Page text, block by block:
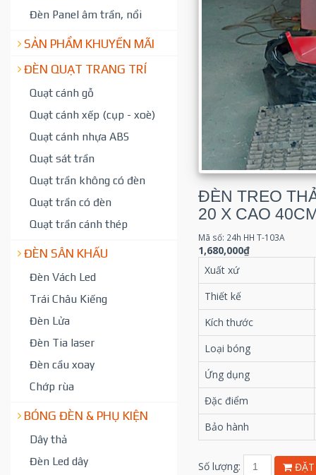
Đèn Panel âm trần, nổi
SẢN PHẨM KHUYẾN MÃI
ĐÈN QUẠT TRANG TRÍ
Quạt cánh gỗ
Quạt cánh xếp (cụp - xoè)
Quạt cánh nhựa ABS
Quạt sát trần
Quạt trần không có đèn
Quạt trần có đèn
Quạt trần cánh thép
ĐÈN SÂN KHẤU
Đèn Vách Led
Trái Châu Kiếng
Đèn Lửa
Đèn Tia laser
Đèn cầu xoay
Chớp rùa
BÓNG ĐÈN & PHỤ KIỆN
Dây thả
Đèn Led dây
ĐÈN TREO
20 X CAO
Mã số: 24h HH T-103A
1,680,000₫
Xuất xứ
Thiết kế
Kích thước
Loại bóng
Ứng dụng
Đặc điểm
Bảo hành
Số lượng:
ĐẶT